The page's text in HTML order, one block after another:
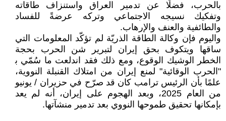
بالحرب، فضلًا عن تدمير العراق واستنزاف طاقاته
وتفكيك نسيجه الاجتماعي وتركه عرضةً للفساد
والطائفية والعنف والإرهاب.
واليوم فإن وكالة الطاقة الذريّة لم تؤكّد المعلومات التي
ساقها ويتكوف بحق إيران لتبرير شن الحرب بحجة
الخطر الوشيك الوقوع، ومع ذلك فقد اندلعت ما سُمّي ﺑ
"الحرب الوقائية" لمنع إيران من امتلاك القنبلة النووية،
علمًا بأن الرئيس ترامب كان قد صرّح في حزيران / يونيو
من العام 2025، وبعد الهجوم على إيران، أنه لم يعد
بإمكانها تحقيق طموحها النووي بعد تدمير منشآتها.